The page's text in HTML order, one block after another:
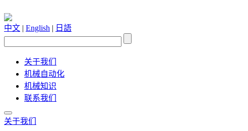
中文 | English | 日語
关于我们
机械自动化
机械知识
联系我们
关于我们